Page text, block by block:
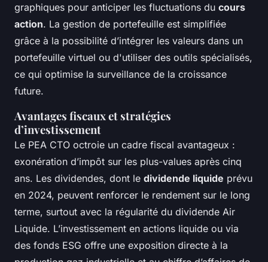
graphiques pour anticiper les fluctuations du cours
action. La gestion de portefeuille est simplifiée
grâce à la possibilité d’intégrer les valeurs dans un
portefeuille virtuel ou d'utiliser des outils spécialisés,
ce qui optimise la surveillance de la croissance
future.
Avantages fiscaux et stratégies
d’investissement
Le PEA CTO octroie un cadre fiscal avantageux :
exonération d’impôt sur les plus-values après cinq
ans. Les dividendes, dont le dividende liquide prévu
en 2024, peuvent renforcer le rendement sur le long
terme, surtout avec la régularité du dividende Air
Liquide. L’investissement en actions liquide ou via
des fonds ESG offre une exposition directe à la